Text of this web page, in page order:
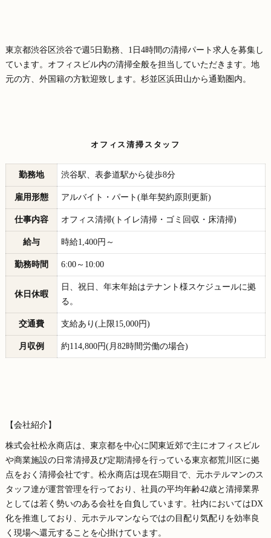
東京都渋谷区渋谷で週5日勤務、1日4時間の清掃パート求人を募集し
ています。オフィスビル内の清掃全般を担当していただきます。地
元の方、外国籍の方歓迎致します。杉並区浜田山から通勤圏内。
オフィス清掃スタッフ
勤務地 渋谷駅、表参道駅から徒歩8分
雇用形態 アルバイト・パート(単年契約原則更新)
仕事内容 オフィス清掃(トイレ清掃・ゴミ回収・床清掃)
給与 時給1,400円～
勤務時間 6:00～10:00
休日休暇
日、祝日、年末年始はテナント様スケジュールに拠
る。
交通費 支給あり(上限15,000円)
月収例 約114,800円(月82時間労働の場合)
【会社紹介】
株式会社松永商店は、東京都を中心に関東近郊で主にオフィスビル
や商業施設の日常清掃及び定期清掃を行っている東京都荒川区に拠
点をおく清掃会社です。松永商店は現在5期目で、元ホテルマンのス
タッフ達が運営管理を行っており、社員の平均年齢42歳と清掃業界
としては若く勢いのある会社を自負しています。社内においてはDX
化を推進しており、元ホテルマンならではの目配り気配りを効率良
く現場へ還元することを心掛けています。